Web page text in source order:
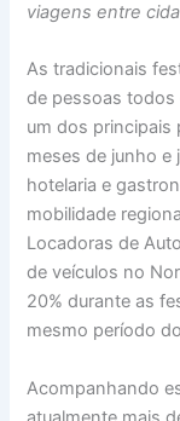
viagens entre
As tradicionais
de pessoas
um dos principais
meses de junho e
hotelaria e
mobilidade
Locadoras de
de veículos no
20% durante as
mesmo período
Acompanhando